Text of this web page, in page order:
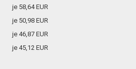
je 58,64 EUR
je 50,98 EUR
je 46,87 EUR
je 45,12 EUR